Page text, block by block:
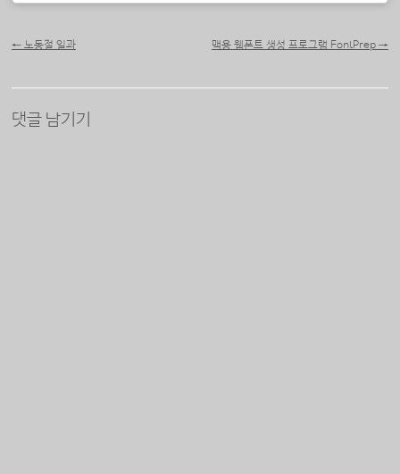
← 노동절 일과 맥용 웹폰트 생성 프로그램 FontPrep →
댓글 남기기